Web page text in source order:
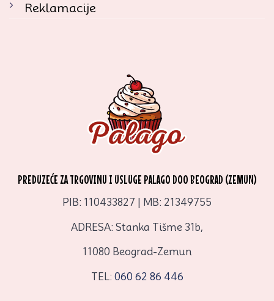
Reklamacije
PREDUZEĆE ZA TRGOVINU I USLUGE PALAGO DOO BEOGRAD (ZEMUN)
PIB: 110433827 | MB: 21349755
ADRESA: Stanka Tišme 31b,
11080 Beograd-Zemun
TEL: 060 62 86 446